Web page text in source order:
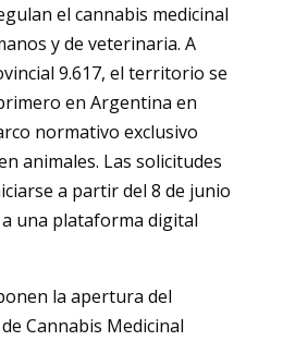
el cannabis medicinal
y de veterinaria. A
9.617, el territorio se
en Argentina en
normativo exclusivo
animales. Las solicitudes
a partir del 8 de junio
una plataforma digital
la apertura del
Cannabis Medicinal